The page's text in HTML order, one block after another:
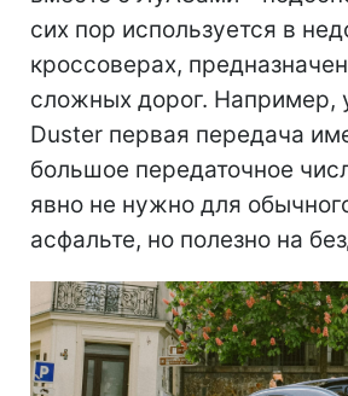
сих пор используется в
кроссоверах,
сложных дорог. Например,
Duster первая передача
большое передаточное
явно не нужно для
асфальте, но полезно на